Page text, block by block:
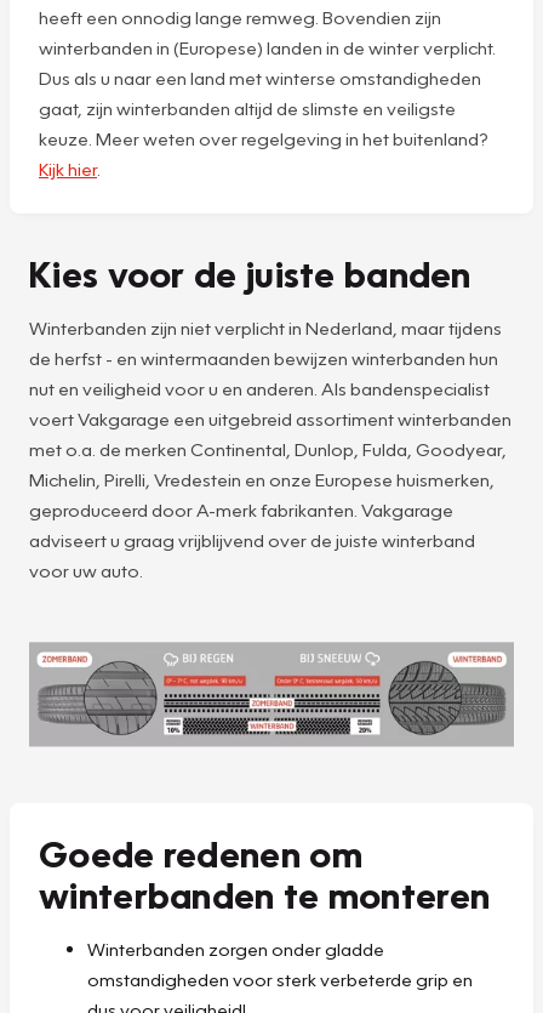
heeft een onnodig lange remweg. Bovendien zijn
winterbanden in (Europese) landen in de winter verplicht.
Dus als u naar een land met winterse omstandigheden
gaat, zijn winterbanden altijd de slimste en veiligste
keuze. Meer weten over regelgeving in het buitenland?
Kijk hier.
Kies voor de juiste banden
Winterbanden zijn niet verplicht in Nederland, maar tijdens
de herfst - en wintermaanden bewijzen winterbanden hun
nut en veiligheid voor u en anderen. Als bandenspecialist
voert Vakgarage een uitgebreid assortiment winterbanden
met o.a. de merken Continental, Dunlop, Fulda, Goodyear,
Michelin, Pirelli, Vredestein en onze Europese huismerken,
geproduceerd door A-merk fabrikanten. Vakgarage
adviseert u graag vrijblijvend over de juiste winterband
voor uw auto.
Goede redenen om
winterbanden te monteren
Winterbanden zorgen onder gladde
omstandigheden voor sterk verbeterde grip en